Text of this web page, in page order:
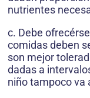
nutrientes
c. Debe
comidas deben
son mejor
dadas a
niño tampoco va